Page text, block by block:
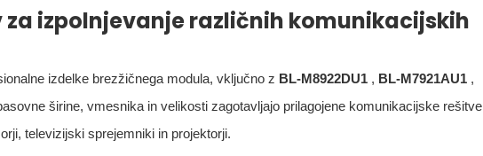
izpolnjevanje različnih komunikacijskih
izdelke brezžičnega modula, vključno z BL-M8922DU1 , BL-M7921AU1 ,
širine, vmesnika in velikosti zagotavljajo prilagojene komunikacijske rešitve
televizijski sprejemniki in projektorji.